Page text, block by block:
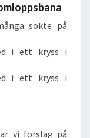
sökte på
i ett kryss i
i ett kryss i
vi förslag på